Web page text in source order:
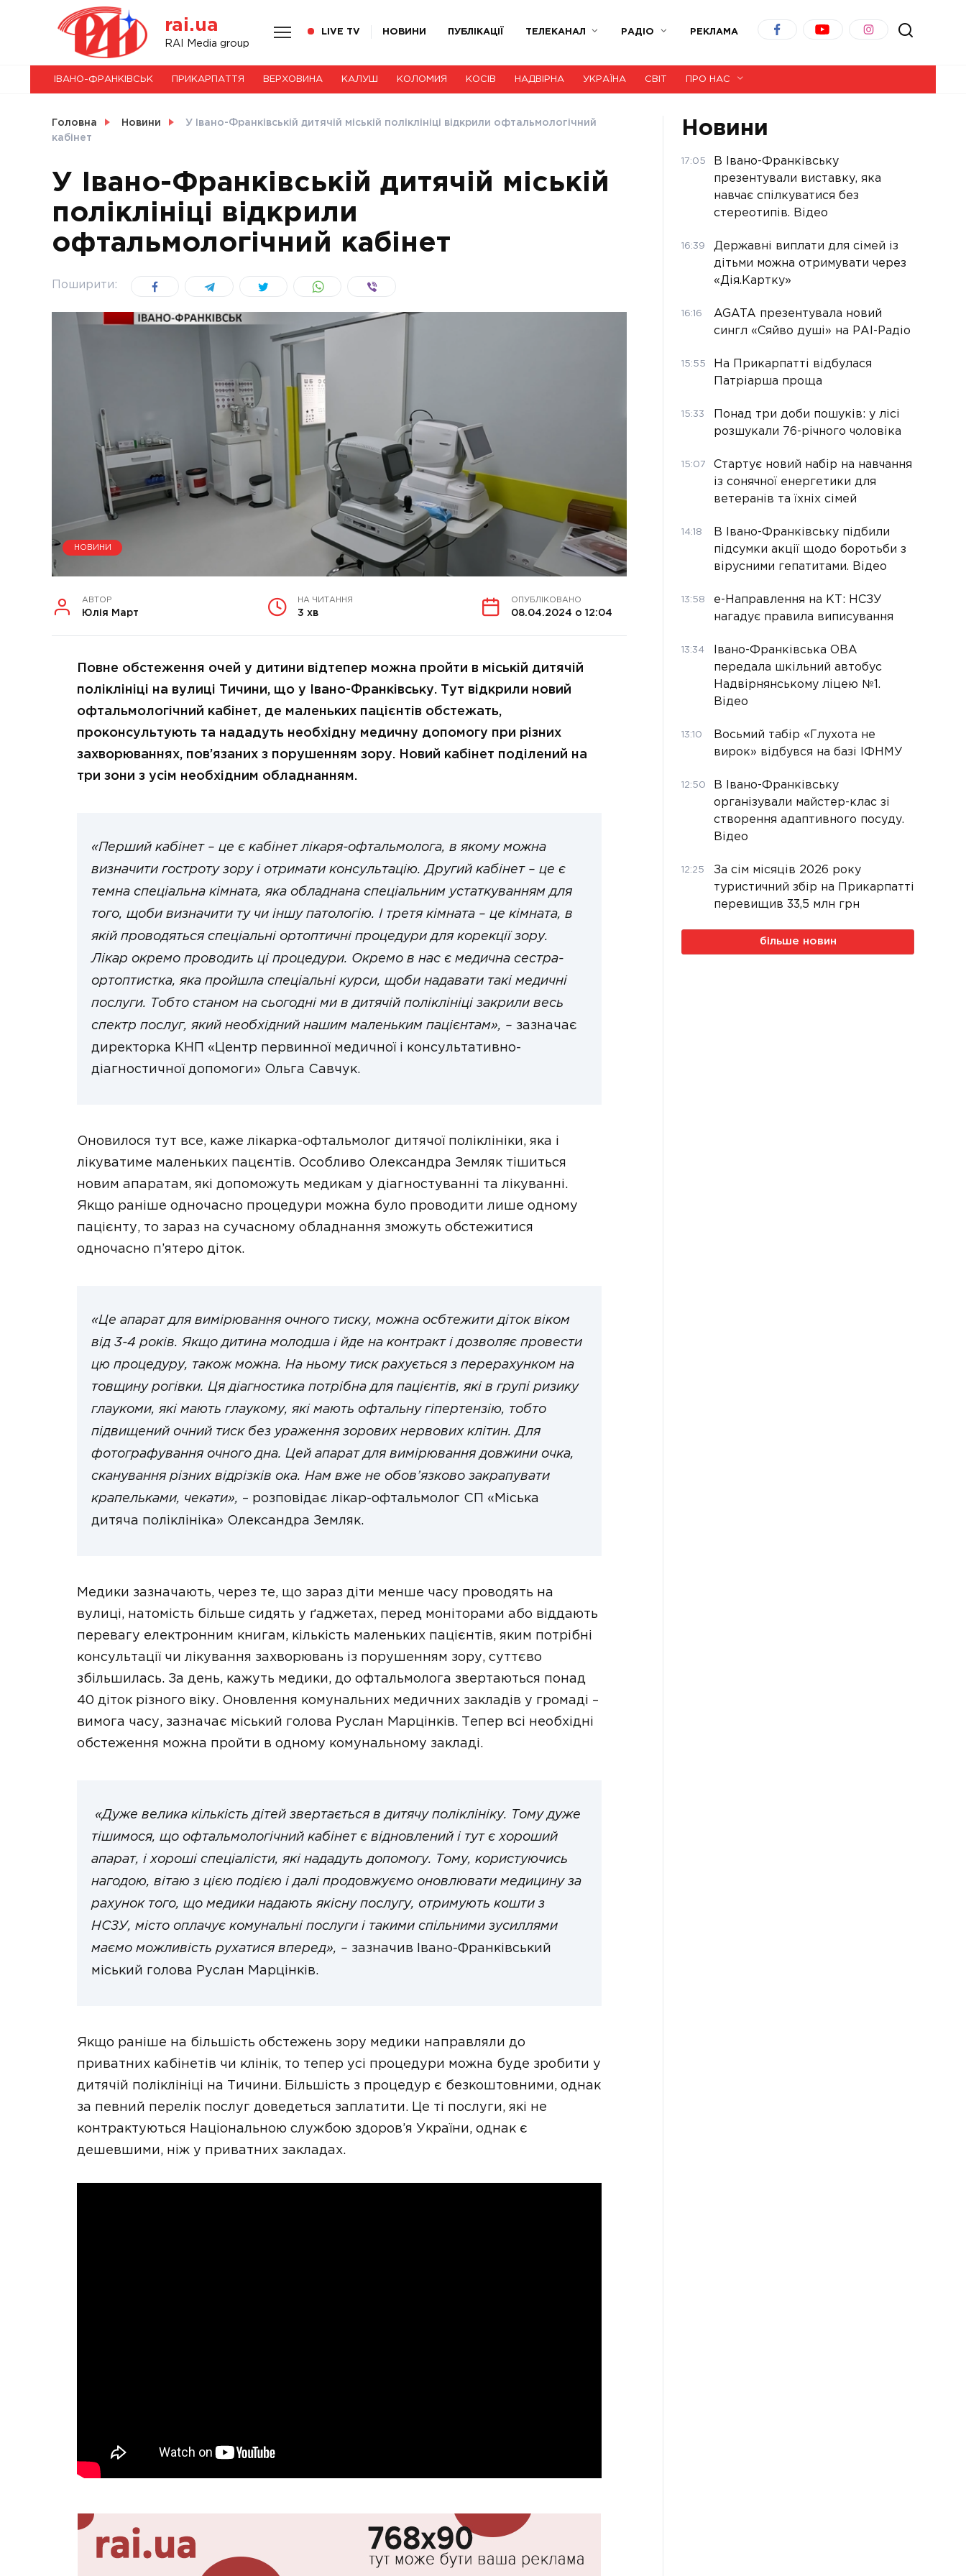
rai.ua
RAI Media group
LIVE TV НОВИНИ ПУБЛІКАЦІЇ ТЕЛЕКАНАЛ РАДІО РЕКЛАМА
НОВИНИ
СВІТ
УКРАЇНА
ІВАНО-ФРАНКІВСЬК ПРИКАРПАТТЯ ВЕРХОВИНА КАЛУШ КОЛОМИЯ КОСІВ НАДВІРНА УКРАЇНА СВІТ ПРО НАС
Головна Новини
У Івано-Франківській дитячій міській поліклініці відкрили офтальмологічний
кабінет
У Івано-Франківській дитячій міській
поліклініці відкрили
офтальмологічний кабінет
Поширити:
НОВИНИ
АВТОР
Юлія Март
НА ЧИТАННЯ
3 хв
ОПУБЛІКОВАНО
08.04.2024 о 12:04
Повне обстеження очей у дитини відтепер можна пройти в міській дитячій
поліклініці на вулиці Тичини, що у Івано-Франківську. Тут відкрили новий
офтальмологічний кабінет, де маленьких пацієнтів обстежать,
проконсультують та нададуть необхідну медичну допомогу при різних
захворюваннях, пов’язаних з порушенням зору. Новий кабінет поділений на
три зони з усім необхідним обладнанням.
«Перший кабінет – це є кабінет лікаря-офтальмолога, в якому можна
визначити гостроту зору і отримати консультацію. Другий кабінет – це є
темна спеціальна кімната, яка обладнана спеціальним устаткуванням для
того, щоби визначити ту чи іншу патологію. І третя кімната – це кімната, в
якій проводяться спеціальні ортоптичні процедури для корекції зору.
Лікар окремо проводить ці процедури. Окремо в нас є медична сестра-
ортоптистка, яка пройшла спеціальні курси, щоби надавати такі медичні
послуги. Тобто станом на сьогодні ми в дитячій поліклініці закрили весь
спектр послуг, який необхідний нашим маленьким пацієнтам», – зазначає
директорка КНП «Центр первинної медичної і консультативно-
діагностичної допомоги» Ольга Савчук.
Оновилося тут все, каже лікарка-офтальмолог дитячої поліклініки, яка і
лікуватиме маленьких пацєнтів. Особливо Олександра Земляк тішиться
новим апаратам, які допоможуть медикам у діагностуванні та лікуванні.
Якщо раніше одночасно процедури можна було проводити лише одному
пацієнту, то зараз на сучасному обладнання зможуть обстежитися
одночасно п’ятеро діток.
«Це апарат для вимірювання очного тиску, можна осбтежити діток віком
від 3-4 років. Якщо дитина молодша і йде на контракт і дозволяє провести
цю процедуру, також можна. На ньому тиск рахується з перерахунком на
товщину рогівки. Ця діагностика потрібна для пацієнтів, які в групі ризику
глаукоми, які мають глаукому, які мають офтальну гіпертензію, тобто
підвищений очний тиск без ураження зорових нервових клітин. Для
фотографування очного дна. Цей апарат для вимірювання довжини очка,
сканування різних відрізків ока. Нам вже не обов’язково закрапувати
крапельками, чекати», – розповідає лікар-офтальмолог СП «Міська
дитяча поліклініка» Олександра Земляк.
Медики зазначають, через те, що зараз діти менше часу проводять на
вулиці, натомість більше сидять у ґаджетах, перед моніторами або віддають
перевагу електронним книгам, кількість маленьких пацієнтів, яким потрібні
консультації чи лікування захворювань із порушенням зору, суттєво
збільшилась. За день, кажуть медики, до офтальмолога звертаються понад
40 діток різного віку. Оновлення комунальних медичних закладів у громаді –
вимога часу, зазначає міський голова Руслан Марцінків. Тепер всі необхідні
обстеження можна пройти в одному комунальному закладі.
«Дуже велика кількість дітей звертається в дитячу поліклініку. Тому дуже
тішимося, що офтальмологічний кабінет є відновлений і тут є хороший
апарат, і хороші спеціалісти, які нададуть допомогу. Тому, користуючись
нагодою, вітаю з цією подією і далі продовжуємо оновлювати медицину за
рахунок того, що медики надають якісну послугу, отримують кошти з
НСЗУ, місто оплачує комунальні послуги і такими спільними зусиллями
маємо можливість рухатися вперед», – зазначив Івано-Франківський
міський голова Руслан Марцінків.
Якщо раніше на більшість обстежень зору медики направляли до
приватних кабінетів чи клінік, то тепер усі процедури можна буде зробити у
дитячій поліклініці на Тичини. Більшість з процедур є безкоштовними, однак
за певний перелік послуг доведеться заплатити. Це ті послуги, які не
контрактуються Національною службою здоров’я України, однак є
дешевшими, ніж у приватних закладах.
Новини
17:05
В Івано-Франківську
презентували виставку, яка
навчає спілкуватися без
стереотипів. Відео
16:39
Державні виплати для сімей із
дітьми можна отримувати через
«Дія.Картку»
16:16
AGATA презентувала новий
сингл «Сяйво душі» на РАІ-Радіо
15:55
На Прикарпатті відбулася
Патріарша проща
15:33
Понад три доби пошуків: у лісі
розшукали 76-річного чоловіка
15:07
Стартує новий набір на навчання
із сонячної енергетики для
ветеранів та їхніх сімей
14:18
В Івано-Франківську підбили
підсумки акції щодо боротьби з
вірусними гепатитами. Відео
13:58
е-Направлення на КТ: НСЗУ
нагадує правила виписування
13:34
Івано-Франківська ОВА
передала шкільний автобус
Надвірнянському ліцею №1.
Відео
13:10
Восьмий табір «Глухота не
вирок» відбувся на базі ІФНМУ
12:50
В Івано-Франківську
організували майстер-клас зі
створення адаптивного посуду.
Відео
12:25
За сім місяців 2026 року
туристичний збір на Прикарпатті
перевищив 33,5 млн грн
більше новин